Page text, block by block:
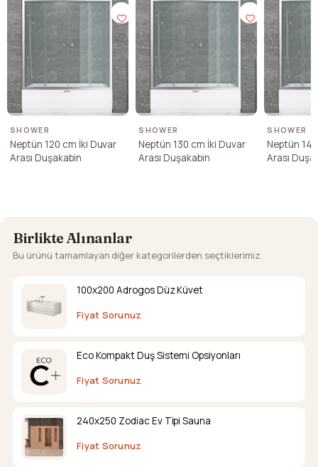
SHOWER
Neptün 120 cm İki Duvar
Arası Duşakabin
SHOWER
Neptün 130 cm İki Duvar
Arası Duşakabin
SHOWER
Neptün
Arası
Birlikte Alınanlar
Bu ürünü tamamlayan diğer kategorilerden seçtiklerimiz.
100x200 Adrogos Düz Küvet
Fiyat Sorunuz
Eco Kompakt Duş Sistemi Opsiyonları
Fiyat Sorunuz
240x250 Zodiac Ev Tipi Sauna
Fiyat Sorunuz